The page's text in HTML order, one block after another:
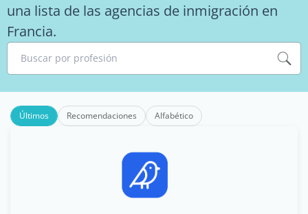
una lista de las agencias de inmigración en
Francia.
Buscar por profesión
Últimos Recomendaciones Alfabético